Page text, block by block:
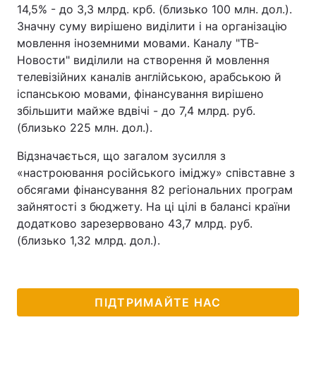
14,5% - до 3,3 млрд. крб. (близько 100 млн. дол.).
Значну суму вирішено виділити і на організацію
мовлення іноземними мовами. Каналу "ТВ-
Новости" виділили на створення й мовлення
телевізійних каналів англійською, арабською й
іспанською мовами, фінансування вирішено
збільшити майже вдвічі - до 7,4 млрд. руб.
(близько 225 млн. дол.).
Відзначається, що загалом зусилля з
«настроювання російського іміджу» співставне з
обсягами фінансування 82 регіональних програм
зайнятості з бюджету. На ці цілі в балансі країни
додатково зарезервовано 43,7 млрд. руб.
(близько 1,32 млрд. дол.).
ПІДТРИМАЙТЕ НАС